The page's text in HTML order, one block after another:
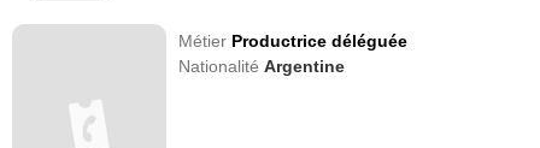
Métier Productrice déléguée
NationalitéArgentine